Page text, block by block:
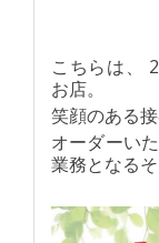
こちらは、
お店。
笑顔のある
オーダーい
業務となるそ